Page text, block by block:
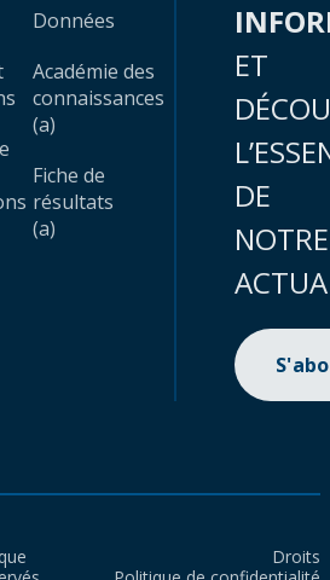
Données
Académie des
connaissances
(a)
Fiche de
résultats
(a)
ET
DE
NOTRE
Droits